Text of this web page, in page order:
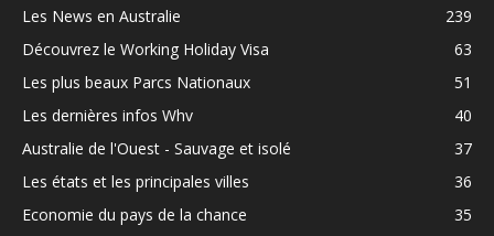
Les News en Australie
239
Découvrez le Working Holiday Visa
63
Les plus beaux Parcs Nationaux
51
Les dernières infos Whv
40
Australie de l'Ouest - Sauvage et isolé
37
Les états et les principales villes
36
Economie du pays de la chance
35